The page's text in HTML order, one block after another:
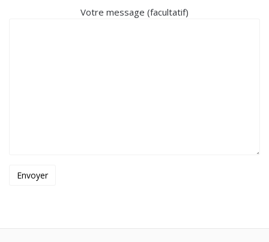
Votre message (facultatif)